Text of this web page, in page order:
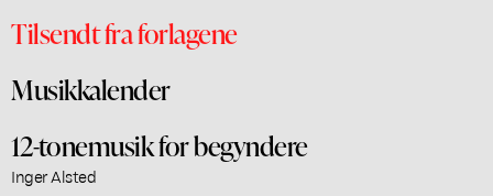
Tilsendt fra forlagene
Musikkalender
12-tonemusik for begyndere
Inger Alsted